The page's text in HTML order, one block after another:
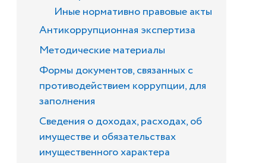
Иные нормативно правовые акты
Антикоррупционная экспертиза
Методические материалы
Формы документов, связанных с
противодействием коррупции, для
заполнения
Сведения о доходах, расходах, об
имуществе и обязательствах
имущественного характера